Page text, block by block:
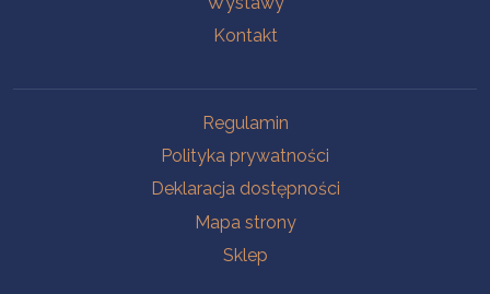
Kontakt
Regulamin
Polityka prywatności
Deklaracja dostępności
Mapa strony
Sklep